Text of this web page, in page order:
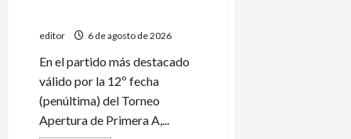
editor 6 de agosto de 2026
En el partido más destacado
válido por la 12º fecha
(penúltima) del Torneo
Apertura de Primera A,...